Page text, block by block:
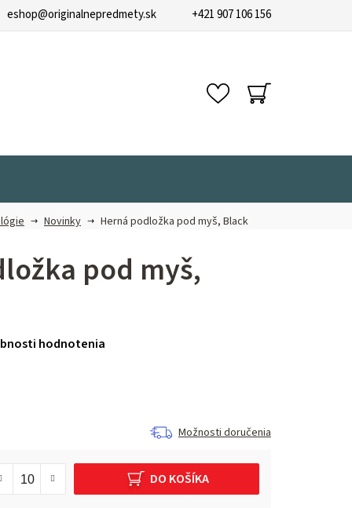
eshop@originalnepredmety.sk +421 907 106 156
NÁKUPNÝ
KOŠÍK
Novinky Herná podložka pod myš, Black
pod myš,
hodnotenia
Možnosti doručenia
DO KOŠÍKA